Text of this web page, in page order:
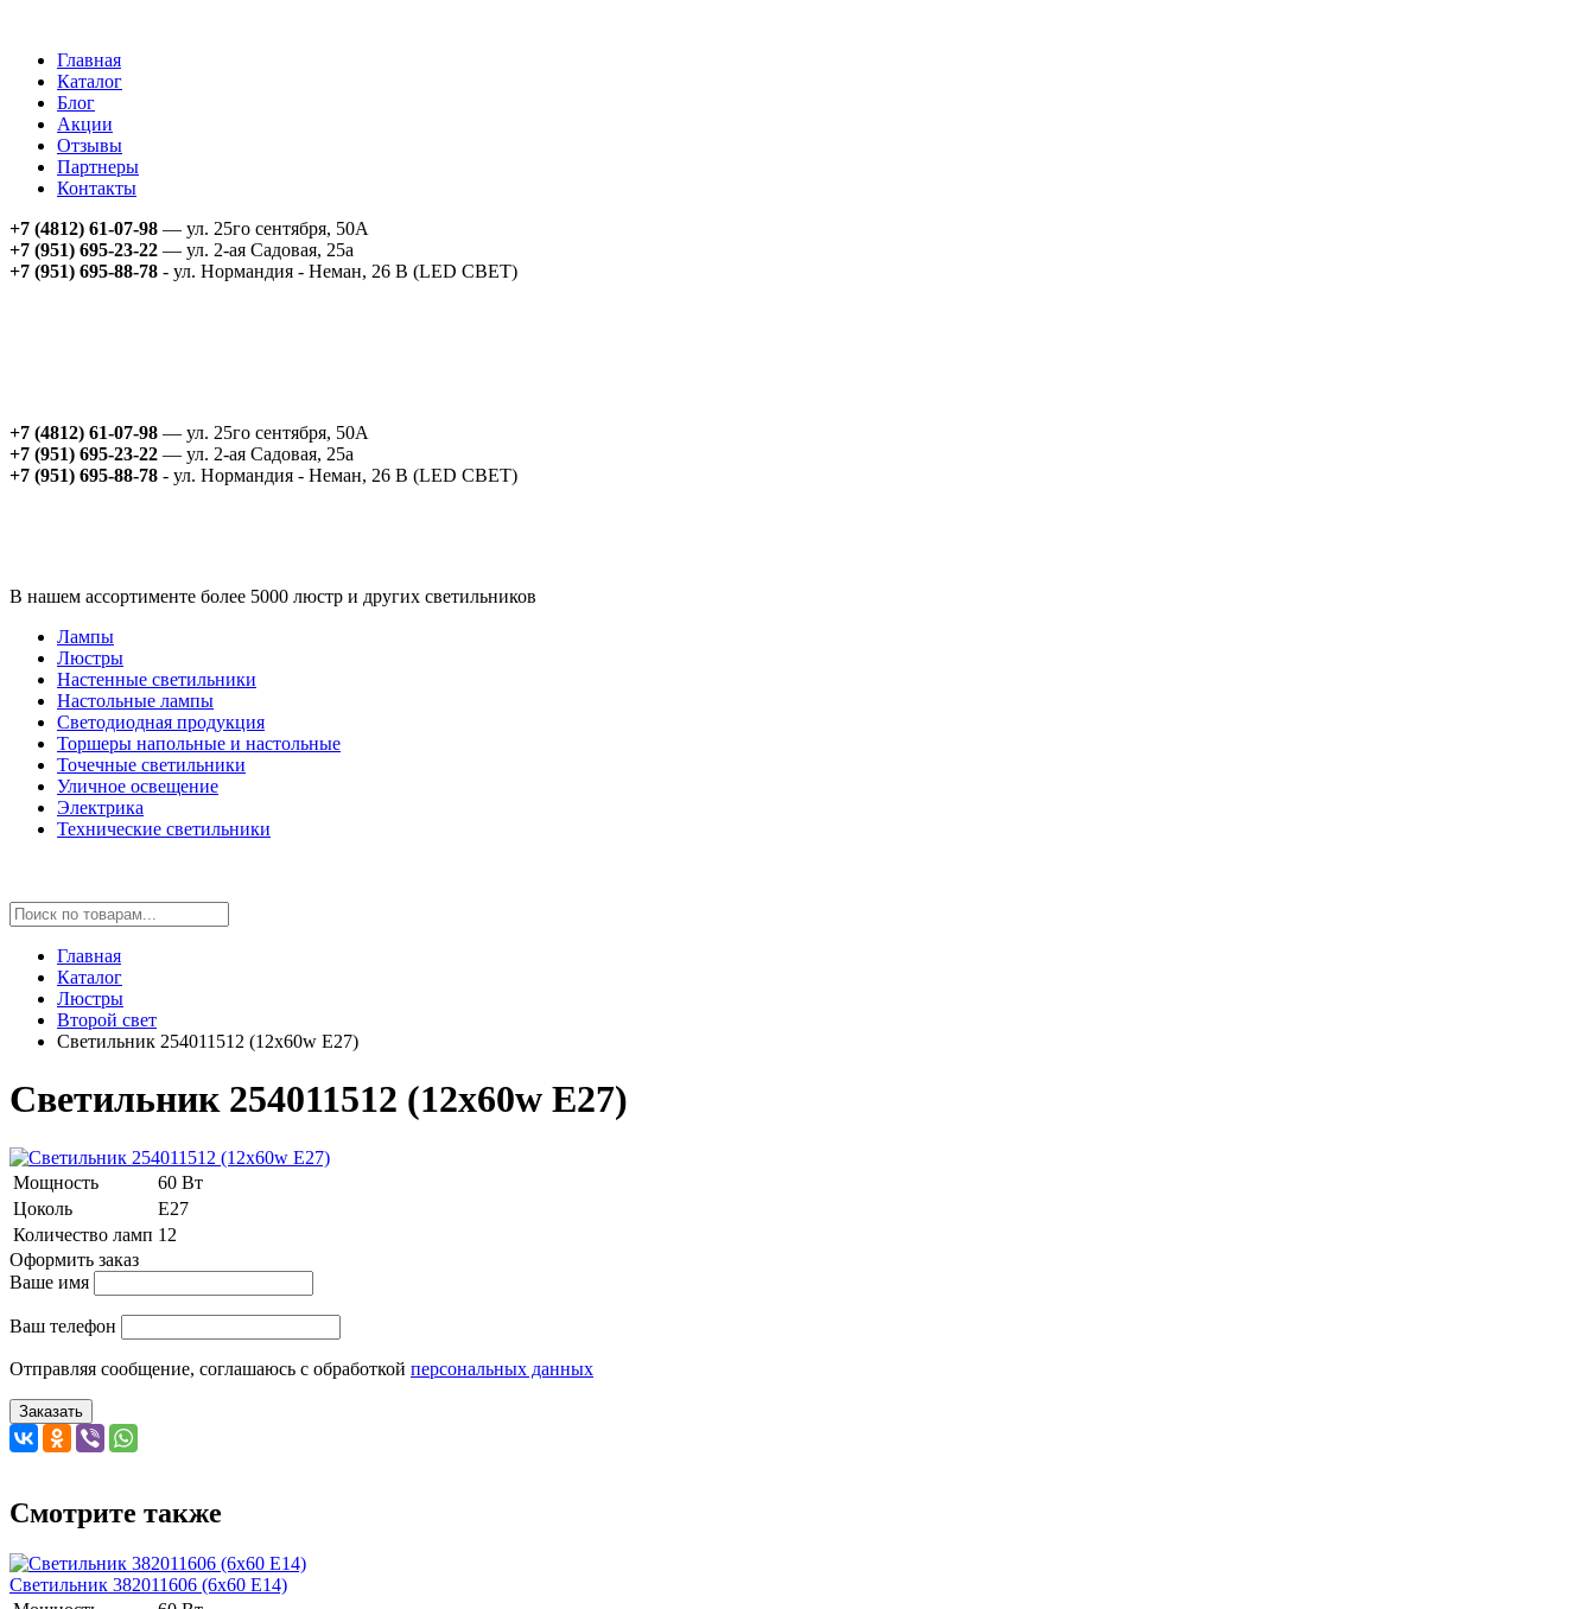
Главная
Каталог
Блог
Акции
Отзывы
Партнеры
Контакты
+7 (4812) 61-07-98 — ул. 25го сентября, 50А
+7 (951) 695-23-22 — ул. 2-ая Садовая, 25а
+7 (951) 695-88-78 - ул. Нормандия - Неман, 26 В (LED СВЕТ)
+7 (4812) 61-07-98 — ул. 25го сентября, 50А
+7 (951) 695-23-22 — ул. 2-ая Садовая, 25а
+7 (951) 695-88-78 - ул. Нормандия - Неман, 26 В (LED СВЕТ)
В нашем ассортименте более 5000 люстр и других светильников
Лампы
Люстры
Настенные светильники
Настольные лампы
Светодиодная продукция
Торшеры напольные и настольные
Точечные светильники
Уличное освещение
Электрика
Технические светильники
Главная
Каталог
Люстры
Второй свет
Светильник 254011512 (12x60w E27)
Светильник 254011512 (12x60w E27)
Мощность
60 Вт
Цоколь
E27
Количество ламп 12
Оформить заказ
Ваше имя
Ваш телефон
Отправляя сообщение, соглашаюсь с обработкой персональных данных
Заказать
Смотрите также
Светильник 382011606 (6x60 E14)